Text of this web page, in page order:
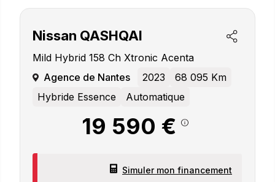
Nissan QASHQAI
Mild Hybrid 158 Ch Xtronic Acenta
Agence de Nantes
2023
68 095 Km
Hybride Essence
Automatique
19 590 €
Simuler mon financement